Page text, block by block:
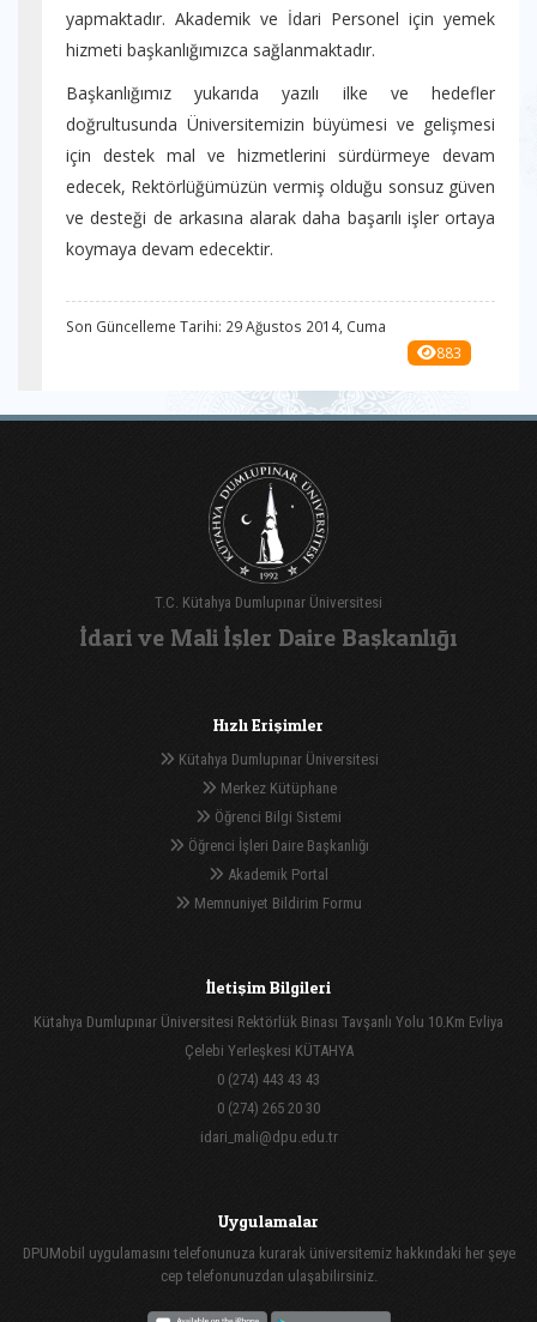
yapmaktadır. Akademik ve İdari Personel için yemek
hizmeti başkanlığımızca sağlanmaktadır.
Başkanlığımız yukarıda yazılı ilke ve hedefler
doğrultusunda Üniversitemizin büyümesi ve gelişmesi
için destek mal ve hizmetlerini sürdürmeye devam
edecek, Rektörlüğümüzün vermiş olduğu sonsuz güven
ve desteği de arkasına alarak daha başarılı işler ortaya
koymaya devam edecektir.
Son Güncelleme Tarihi: 29 Ağustos 2014, Cuma
883
T.C. Kütahya Dumlupınar Üniversitesi
İdari ve Mali İşler Daire Başkanlığı
Hızlı Erişimler
Kütahya Dumlupınar Üniversitesi
Merkez Kütüphane
Öğrenci Bilgi Sistemi
Öğrenci İşleri Daire Başkanlığı
Akademik Portal
Memnuniyet Bildirim Formu
İletişim Bilgileri
Kütahya Dumlupınar Üniversitesi Rektörlük Binası Tavşanlı Yolu 10.Km Evliya
Çelebi Yerleşkesi KÜTAHYA
0 (274) 443 43 43
0 (274) 265 20 30
idari_mali@dpu.edu.tr
Uygulamalar
DPUMobil uygulamasını telefonunuza kurarak üniversitemiz hakkındaki her şeye
cep telefonunuzdan ulaşabilirsiniz.